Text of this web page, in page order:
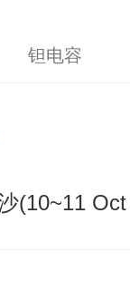
钽电容
(10~11